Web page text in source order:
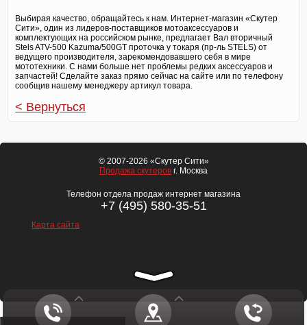
Выбирая качество, обращайтесь к нам. Интернет-магазин «Скутер
Сити», один из лидеров-поставщиков мотоаксессуаров и
комплектующих на российском рынке, предлагает Вал вторичный
Stels ATV-500 Kazuma/500GT проточка у токаря (пр-ль STELS) от
ведущего производителя, зарекомендовавшего себя в мире
мототехники. С нами больше нет проблемы редких аксессуаров и
запчастей! Сделайте заказ прямо сейчас на сайте или по телефону
сообщив нашему менеджеру артикул товара.
< Вернуться
© 2007-2026 «Скутер Сити»
Продажа скутеров г. Москва
Телефон отдела продаж интернет магазина
+7 (495) 580-35-51
Карта сайта